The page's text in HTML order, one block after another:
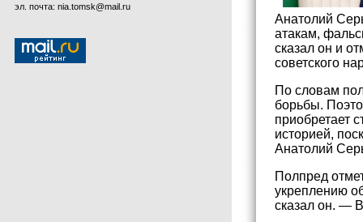
эл. почта: nia.tomsk@mail.ru
Анатолий
атакам,
сказал он и
советского
По словам
борьбы.
приобретает
историей,
Анатолий
Полпред
укреплению
сказал он. —